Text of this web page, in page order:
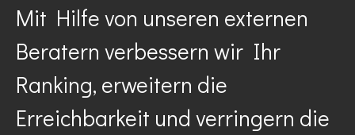
Mit Hilfe von unseren externen
Beratern verbessern wir Ihr
Ranking, erweitern die
Erreichbarkeit und verringern die